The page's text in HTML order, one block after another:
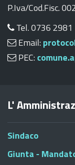
P.Iva/Cod.Fisc.
Tel. 0736 2981
Email:
PEC:
L'
Sindaco
Giunta -